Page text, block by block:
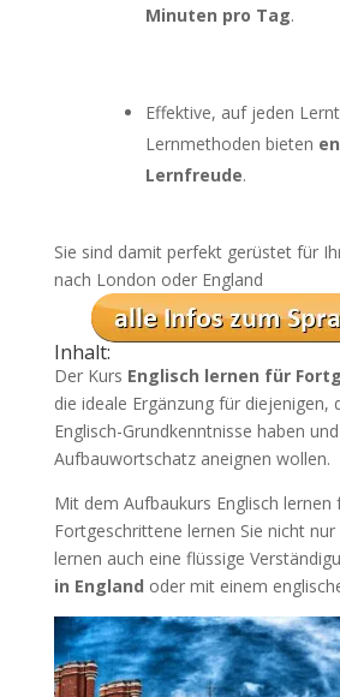
Minuten pro Tag.
Effektive, auf jeden
Lernmethoden bieten
Lernfreude.
Sie sind damit perfekt gerüstet für
nach London oder England
Inhalt:
Der Kurs Englisch lernen für
die ideale Ergänzung für diejenigen,
Englisch-Grundkenntnisse haben
Aufbauwortschatz aneignen wollen.
Mit dem Aufbaukurs Englisch lernen
Fortgeschrittene lernen Sie nicht nur
lernen auch eine flüssige
in England oder mit einem